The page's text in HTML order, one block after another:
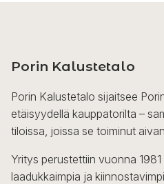
Porin Kalustetalo
Porin Kalustetalo sijaitsee
etäisyydellä kauppatorilta –
tiloissa, joissa se toiminut
Yritys perustettiin vuonna
laadukkaimpia ja